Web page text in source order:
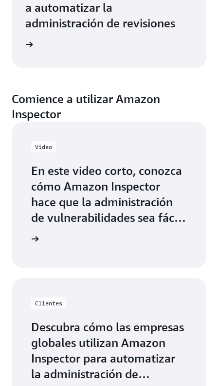
a automatizar la
administración de revisiones
Comience a utilizar Amazon
Inspector
Video
En este video corto, conozca
cómo Amazon Inspector
hace que la administración
de vulnerabilidades sea fácil
y ejecutable.
Clientes
Descubra cómo las empresas
globales utilizan Amazon
Inspector para automatizar
la administración de